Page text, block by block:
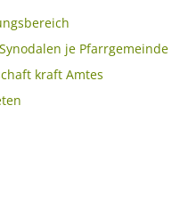
je Pfarrgemeinde
kraft Amtes